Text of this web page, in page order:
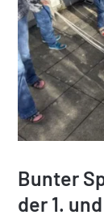
Bunter
der 1.